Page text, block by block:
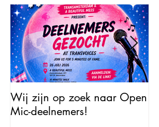
Wij zijn op zoek naar Open
Mic-deelnemers!